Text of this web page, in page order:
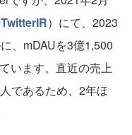
）にて、2023
、mDAUを3億1,500
います。直近の売上
であるため、2年ほ